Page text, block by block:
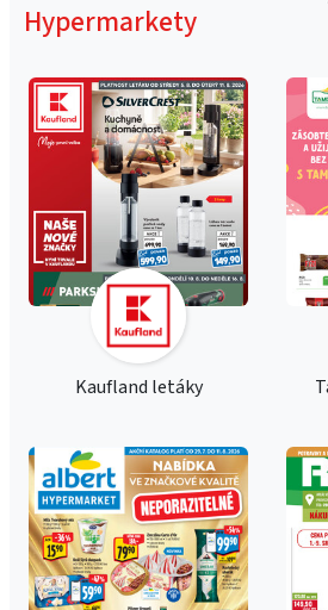
Hypermarkety
Kaufland letáky